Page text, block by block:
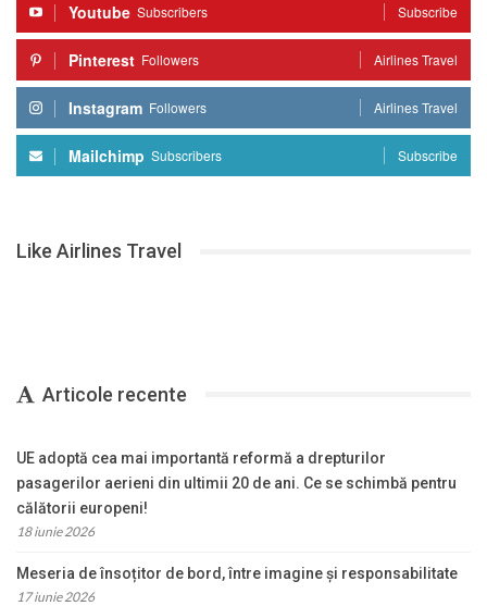
Youtube Subscribers Subscribe
Pinterest Followers Airlines Travel
Instagram Followers Airlines Travel
Mailchimp Subscribers Subscribe
Like Airlines Travel
Articole recente
UE adoptă cea mai importantă reformă a drepturilor
pasagerilor aerieni din ultimii 20 de ani. Ce se schimbă pentru
călătorii europeni!
18 iunie 2026
Meseria de însoțitor de bord, între imagine și responsabilitate
17 iunie 2026